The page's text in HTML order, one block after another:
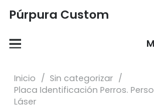
Púrpura Custom
Inicio / Sin categorizar /
Placa Identificación Perros.
Láser